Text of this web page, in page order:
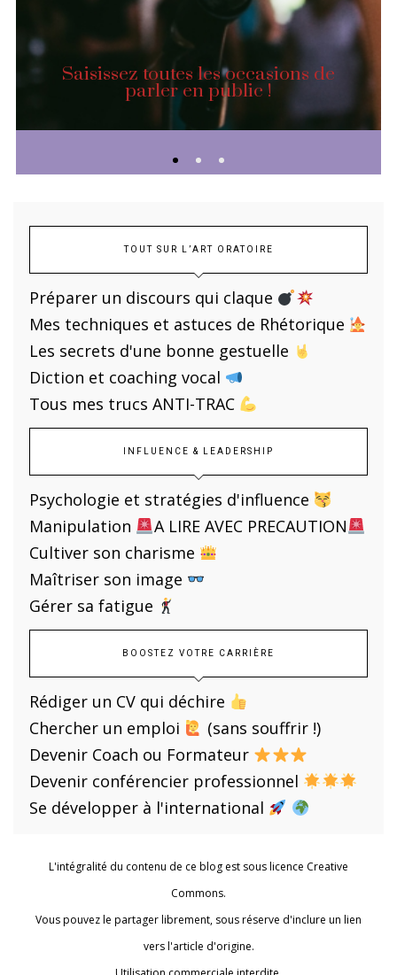
Saisissez toutes les occasions de
parler en public !
TOUT SUR L’ART ORATOIRE
Préparer un discours qui claque
Mes techniques et astuces de Rhétorique
Les secrets d'une bonne gestuelle
Diction et coaching vocal
Tous mes trucs ANTI-TRAC
INFLUENCE & LEADERSHIP
Psychologie et stratégies d'influence
Manipulation
A LIRE AVEC PRECAUTION
Cultiver son charisme
Maîtriser son image
Gérer sa fatigue
BOOSTEZ VOTRE CARRIÈRE
Rédiger un CV qui déchire
Chercher un emploi
(sans souffrir !)
Devenir Coach ou Formateur
Devenir conférencier professionnel
Se développer à l'international
L'intégralité du contenu de ce blog est sous licence Creative
Commons.
Vous pouvez le partager librement, sous réserve d'inclure un lien
vers l'article d'origine.